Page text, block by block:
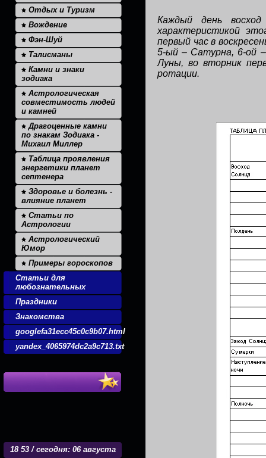
Отдых и Туризм
Вождение
Фэн-Шуй
Талисманы
Камни и знаки
зодиака
Астрологическая
совместимость людей
и камней
Драгоценные камни
по знакам Зодиака -
Михаил Миллер
Таблица проявления
энергетики планет
септенера
Здоровье и болезнь -
влияние планет
Статьи по
Астрологии
Астрологический
Юмор
Примеры гороскопов
Статьи для
любознательных
Праздники
Знакомства
googlefa31ecc45c0c9b07.html
yandex_4065974dc2a9c713.txt
18: 53 / сегодня: 06 августа
Каждый день
характеристикой
первый час в
5-ый – Сатурна, 6-ой
Луны, во вторник
ротации.